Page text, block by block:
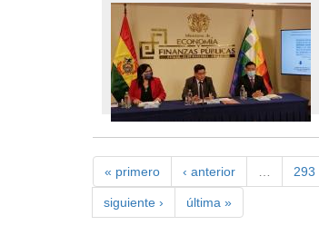
« primero ‹ anterior 293
siguiente › última »